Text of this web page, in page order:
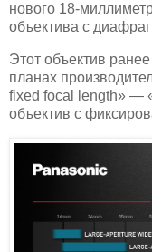
нового 18-
объектива с
Этот объектив
планах
fixed focal length» —
объектив с